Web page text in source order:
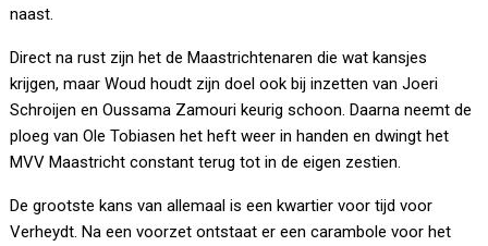
naast.
Direct na rust zijn het de Maastrichtenaren die wat kansjes
krijgen, maar Woud houdt zijn doel ook bij inzetten van Joeri
Schroijen en Oussama Zamouri keurig schoon. Daarna neemt de
ploeg van Ole Tobiasen het heft weer in handen en dwingt het
MVV Maastricht constant terug tot in de eigen zestien.
De grootste kans van allemaal is een kwartier voor tijd voor
Verheydt. Na een voorzet ontstaat er een carambole voor het